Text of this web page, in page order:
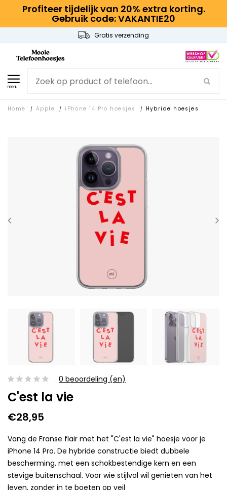
Profiteer tijdelijk van 20% extra korting.
Gebruik code: VAKANTIE20
Gratis verzending
menu
Home / Apple / iPhone 14 Pro hoesjes / Hybride hoesjes
0 beoordeling (en)
C'est la vie
€28,95
Vang de Franse flair met het "C'est la vie" hoesje voor je
iPhone 14 Pro. De hybride constructie biedt dubbele
bescherming, met een schokbestendige kern en een
stevige buitenschaal. Voor wie stijlvol wil genieten van het
leven, zonder in te boeten op veil